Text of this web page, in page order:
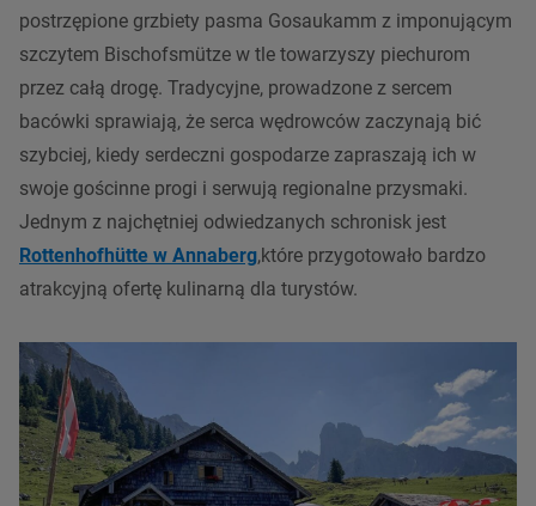
postrzępione grzbiety pasma Gosaukamm z imponującym
szczytem Bischofsmütze w tle towarzyszy piechurom
przez całą drogę. Tradycyjne, prowadzone z sercem
bacówki sprawiają, że serca wędrowców zaczynają bić
szybciej, kiedy serdeczni gospodarze zapraszają ich w
swoje gościnne progi i serwują regionalne przysmaki.
Jednym z najchętniej odwiedzanych schronisk jest
Rottenhofhütte w Annaberg,które przygotowało bardzo
atrakcyjną ofertę kulinarną dla turystów.